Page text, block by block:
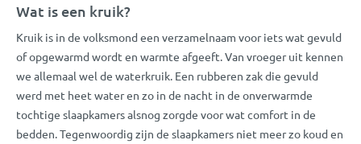
Wat is een kruik?
Kruik is in de volksmond een verzamelnaam voor iets wat gevuld
of opgewarmd wordt en warmte afgeeft. Van vroeger uit kennen
we allemaal wel de waterkruik. Een rubberen zak die gevuld
werd met heet water en zo in de nacht in de onverwarmde
tochtige slaapkamers alsnog zorgde voor wat comfort in de
bedden. Tegenwoordig zijn de slaapkamers niet meer zo koud en